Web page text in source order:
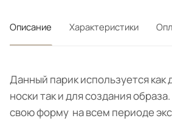
Описание Характеристики
Данный парик используется как
носки так и для создания
свою форму на всем периоде